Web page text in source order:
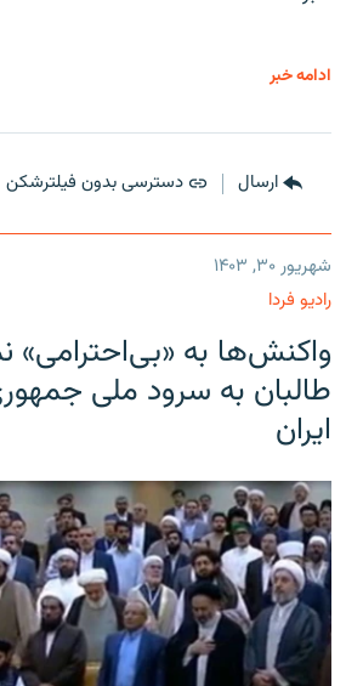
ادامه خبر
ارسال دسترسی بدون فیلترشکن
شهریور ۳۰, ۱۴۰۳
رادیو فردا
واکنش‌ها به «بی‌احترامی»
طالبان به سرود ملی
ایران